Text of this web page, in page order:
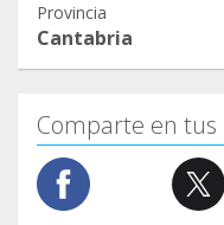
Provincia
Cantabria
Comparte en tus